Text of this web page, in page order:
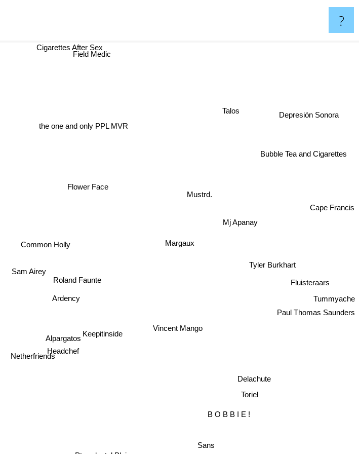
?
Roland Faunte
Ardency
Keepitinside
Flower Face
Sam Airey
Netherfriends
Common Holly
Headchef
Vincent Mango
Alpargatos
Margaux
Tyler Burkhart
Mustrd.
Mj Apanay
Cigarettes After Sex
B O B B I E !
Toriel
the one and only PPL MVR
Sans
Fluisteraars
Talos
Delachute
Paul Thomas Saunders
Bubble Tea and Cigarettes
Field Medic
Tummyache
Cape Francis
Depresión Sonora